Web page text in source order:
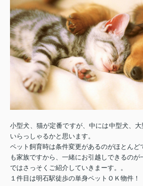
小型犬、猫が定番ですが、中には中型犬、
いらっしゃるかと思います。
ペット飼育時は条件変更があるのがほとんど
も家族ですから、 一緒にお引越しできるのが
ではさっそくご紹介していきまーす。。
１件目は明石駅徒歩の単身ペットＯＫ物件！